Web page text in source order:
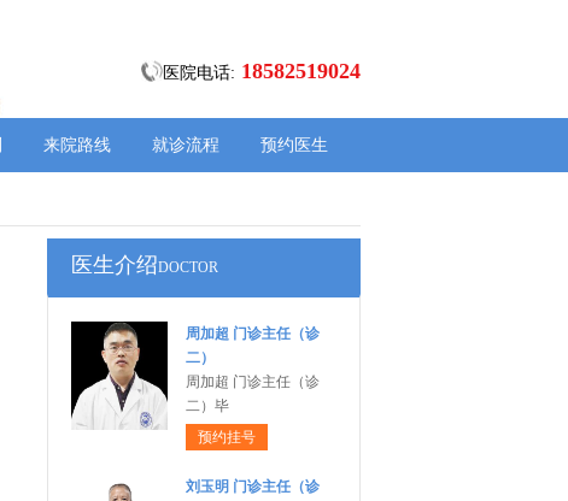
医院电话: 18582519024
来院路线 就诊流程 预约医生
医生介绍DOCTOR
周加超 门诊主任（诊
二）
周加超 门诊主任（诊
二）毕
预约挂号
刘玉明 门诊主任（诊